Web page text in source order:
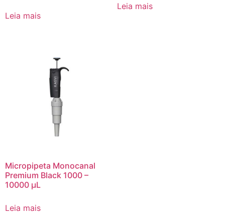
Leia mais
Leia mais
Micropipeta Monocanal
Premium Black 1000 –
10000 µL
Leia mais